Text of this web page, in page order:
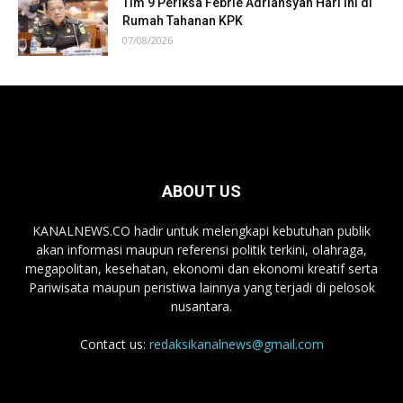
Rumah Tahanan KPK
07/08/2026
ABOUT US
KANALNEWS.CO hadir untuk melengkapi kebutuhan publik
akan informasi maupun referensi politik terkini, olahraga,
megapolitan, kesehatan, ekonomi dan ekonomi kreatif serta
Pariwisata maupun peristiwa lainnya yang terjadi di pelosok
nusantara.
Contact us: redaksikanalnews@gmail.com